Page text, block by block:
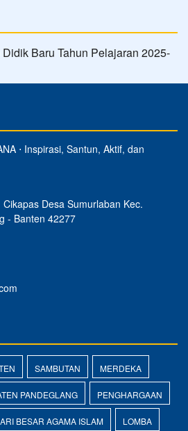
⋅ Inspirasi, Santun, Aktif, dan
Desa Sumurlaban Kec.
- Banten 42277
SAMBUTAN MERDEKA
PANDEGLANG PENGHARGAAN
BESAR AGAMA ISLAM LOMBA